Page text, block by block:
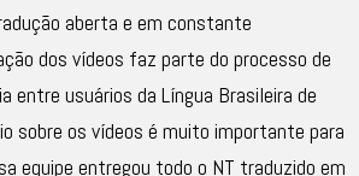
aberta e em constante
dos vídeos faz parte do processo de
entre usuários da Língua Brasileira de
sobre os vídeos é muito importante para
equipe entregou todo o NT traduzido em